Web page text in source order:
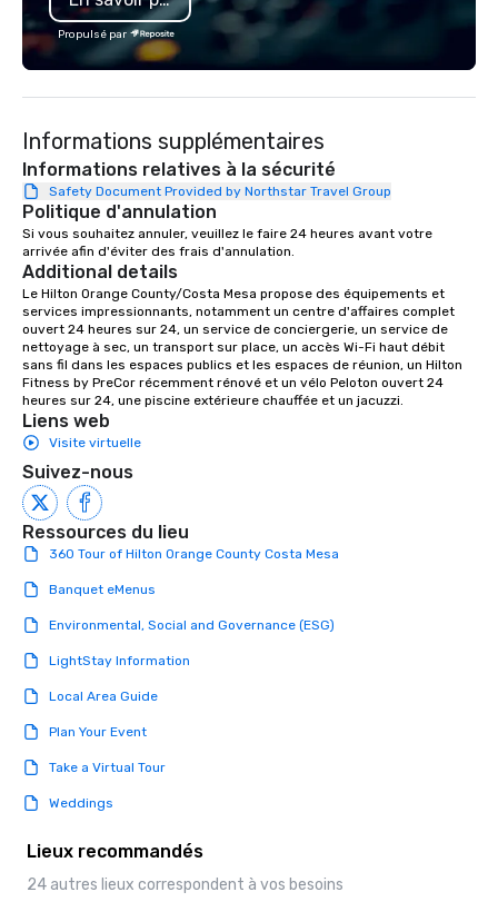
Propulsé par
Informations supplémentaires
Informations relatives à la sécurité
Safety Document Provided by Northstar Travel Group
Politique d'annulation
Si vous souhaitez annuler, veuillez le faire 24 heures avant votre
arrivée afin d'éviter des frais d'annulation.
Additional details
Le Hilton Orange County/Costa Mesa propose des équipements et
services impressionnants, notamment un centre d'affaires complet
ouvert 24 heures sur 24, un service de conciergerie, un service de
nettoyage à sec, un transport sur place, un accès Wi-Fi haut débit
sans fil dans les espaces publics et les espaces de réunion, un Hilton
Fitness by PreCor récemment rénové et un vélo Peloton ouvert 24
heures sur 24, une piscine extérieure chauffée et un jacuzzi.
Liens web
Visite virtuelle
Suivez-nous
Ressources du lieu
360 Tour of Hilton Orange County Costa Mesa
Banquet eMenus
Environmental, Social and Governance (ESG)
LightStay Information
Local Area Guide
Plan Your Event
Take a Virtual Tour
Weddings
Lieux recommandés
24 autres lieux correspondent à vos besoins